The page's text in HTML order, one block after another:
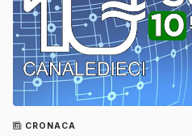
CRONACA